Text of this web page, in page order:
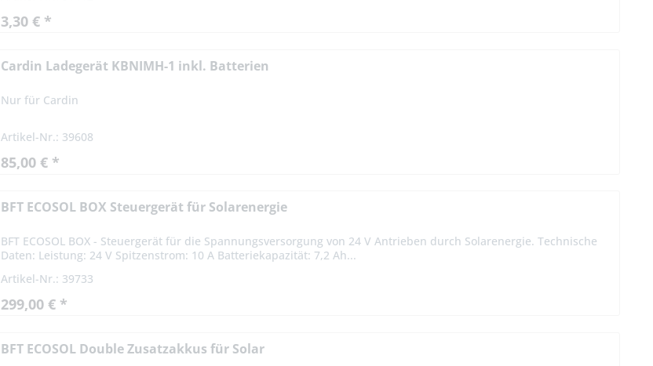
3,30 € *
Cardin Ladegerät KBNIMH-1 inkl. Batterien
Nur für Cardin
Artikel-Nr.: 39608
85,00 € *
BFT ECOSOL BOX Steuergerät für Solarenergie
BFT ECOSOL BOX - Steuergerät für die Spannungsversorgung von 24 V Antrieben durch Solarenergie. Technische
Daten: Leistung: 24 V Spitzenstrom: 10 A Batteriekapazität: 7,2 Ah...
Artikel-Nr.: 39733
299,00 € *
BFT ECOSOL Double Zusatzakkus für Solar